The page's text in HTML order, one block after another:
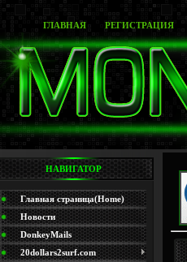
ГЛАВНАЯ РЕГИСТРАЦИЯ
НАВИГАТОР
Главная страница(Home)
Новости
DonkeyMails
20dollars2surf.com